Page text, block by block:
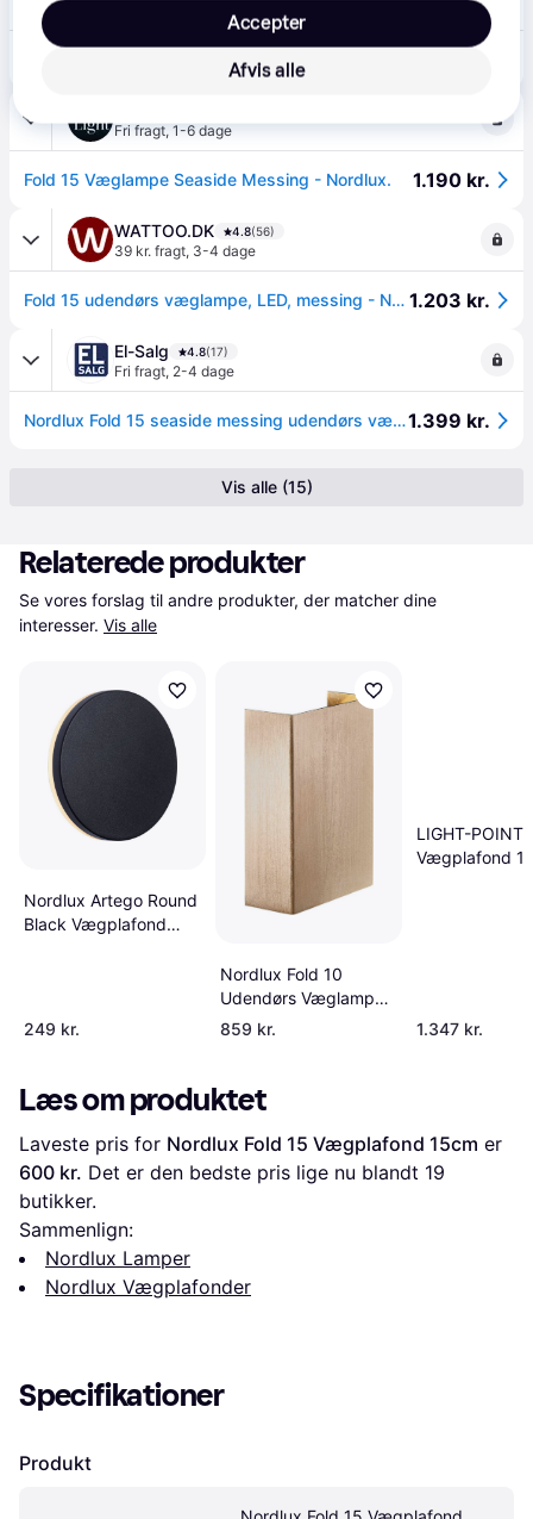
1-2 dage
Nordlux Fold 15 udendørs væglampe, messing
Fri fragt, 1-6 dage
Fold 15 Væglampe Seaside Messing - Nordlux. 1.190 kr.
WATTOO.DK 4.8(56)
39 kr. fragt, 3-4 dage
Fold 15 udendørs væglampe, LED, messing - Nordlux 1.203 kr.
El-Salg 4.8(17)
Fri fragt, 2-4 dage
Nordlux Fold 15 seaside messing udendørs væglampe.1.399 kr.
Vis alle (15)
Relaterede produkter
Se vores forslag til andre produkter, der matcher dine
interesser. Vis alle
Nordlux Artego Round
Black Vægplafond
249 kr.
Nordlux Fold 10
Udendørs Væglampe
Messing Vægplafond
859 kr.
LIGHT-POINT
Vægplafond
1.347 kr.
Læs om produktet
Laveste pris for Nordlux Fold 15 Vægplafond 15cm
600 kr. Det er den bedste pris lige nu blandt 19
butikker.
Sammenlign:
Nordlux Lamper
Nordlux Vægplafonder
Specifikationer
Produkt
Afvis alle
Accepter